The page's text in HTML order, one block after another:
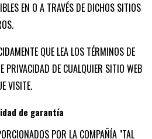
EN O A TRAVÉS DE DICHOS SITIOS
QUE LEA LOS TÉRMINOS DE
PRIVACIDAD DE CUALQUIER SITIO WEB
VISITE.
de garantía
POR LA COMPAÑÍA "TAL